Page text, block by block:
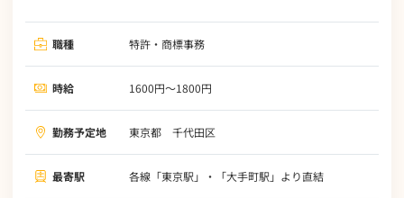
職種 特許・商標事務
時給 1600円～1800円
勤務予定地 東京都 千代田区
最寄駅 各線「東京駅」・「大手町駅」より直結